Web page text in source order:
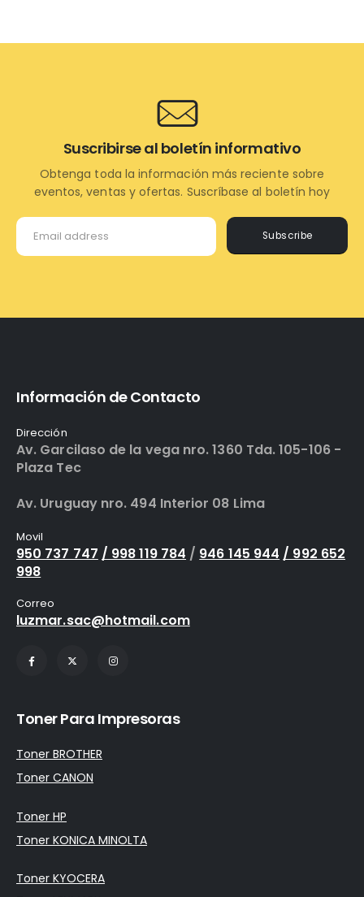
Subscribe
Suscribirse al boletín informativo
Obtenga toda la información más reciente sobre
eventos, ventas y ofertas. Suscríbase al boletín hoy
Información de Contacto
Dirección
Av. Garcilaso de la vega nro. 1360 Tda. 105-106 -
Plaza Tec
Av. Uruguay nro. 494 Interior 08 Lima
Movil
950 737 747 / 998 119 784 / 946 145 944 / 992 652
998
Correo
luzmar.sac@hotmail.com
Toner Para Impresoras
Toner BROTHER
Toner CANON
Toner HP
Toner KONICA MINOLTA
Toner KYOCERA